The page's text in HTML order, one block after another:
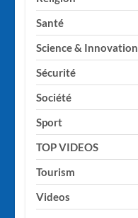
Santé
Science & Innovation
Sécurité
Société
Sport
TOP VIDEOS
Tourism
Videos